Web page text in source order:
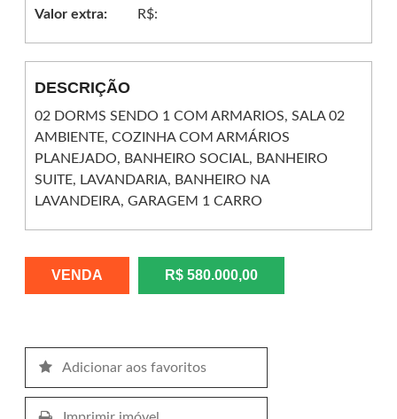
Valor extra: R$:
DESCRIÇÃO
02 DORMS SENDO 1 COM ARMARIOS, SALA 02
AMBIENTE, COZINHA COM ARMÁRIOS
PLANEJADO, BANHEIRO SOCIAL, BANHEIRO
SUITE, LAVANDARIA, BANHEIRO NA
LAVANDEIRA, GARAGEM 1 CARRO
VENDA R$ 580.000,00
Adicionar aos favoritos